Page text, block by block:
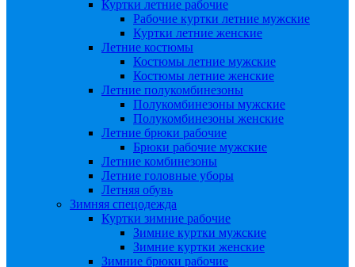
Куртки летние рабочие
Рабочие куртки летние мужские
Куртки летние женские
Летние костюмы
Костюмы летние мужские
Костюмы летние женские
Летние полукомбинезоны
Полукомбинезоны мужские
Полукомбинезоны женские
Летние брюки рабочие
Брюки рабочие мужские
Летние комбинезоны
Летние головные уборы
Летняя обувь
Зимняя спецодежда
Куртки зимние рабочие
Зимние куртки мужские
Зимние куртки женские
Зимние брюки рабочие